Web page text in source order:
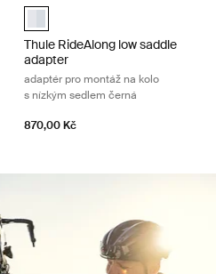
Thule RideAlong low saddle
Thule RideAlong low saddle
adapter
adaptér pro montáž na kolo
s nízkým sedlem černá
870,00 Kč